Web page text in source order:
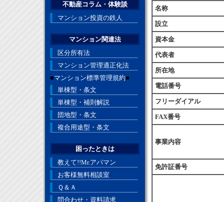
名称
設立
資本金
代表者
所在地
電話番号
フリーダイアル
FAX番号
事業内容
免許証番号
不動産コラム・体験談
マンション投資の鉄人
マンション関連法
区分所有法
マンション管理適正化法
■マンション標準管理規約■
単棟型・条文
単棟型・補則解説
団地型・条文
複合用途型・条文
困ったときは
教えて!!Mr.アパマン
お客様無料相談室
Ｑ＆Ａ
問合わせ・資料請求